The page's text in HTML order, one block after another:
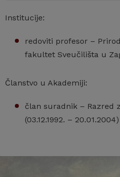
Institucije:
redoviti profesor –
fakultet Sveučilišta u
Članstvo u Akademiji:
član suradnik – Razred
(03.12.1992. – 20.01.2004)